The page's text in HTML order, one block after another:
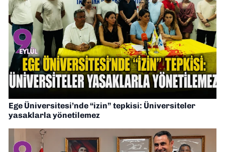
Ege Üniversitesi’nde “izin” tepkisi: Üniversiteler
yasaklarla yönetilemez